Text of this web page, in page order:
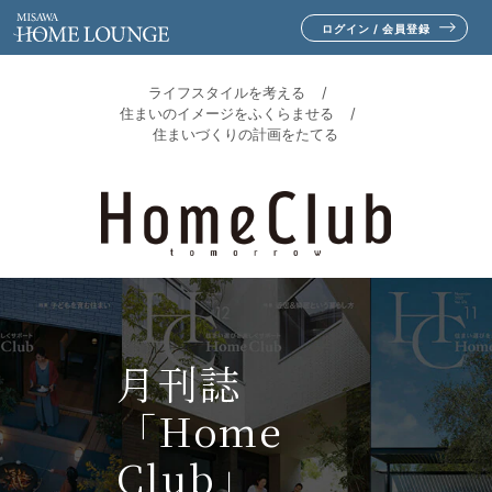
ログイン / 会員登録
ライフスタイルを考える
住まいのイメージをふくらませる
住まいづくりの計画をたてる
月刊誌
「Home
Club」